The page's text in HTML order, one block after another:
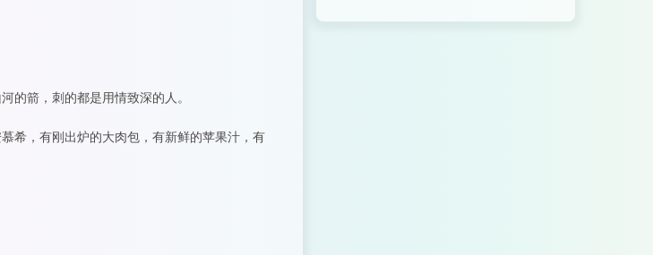
的箭，刺的都是用情致深的人。
希，有刚出炉的大肉包，有新鲜的苹果汁，有